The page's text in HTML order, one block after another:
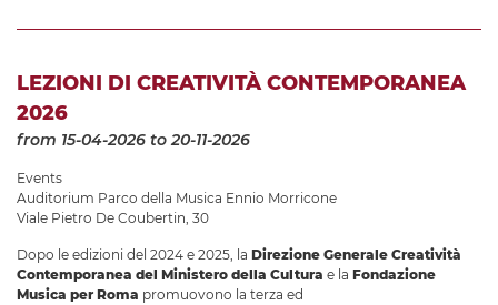
LEZIONI DI CREATIVITÀ CONTEMPORANEA
2026
from 15-04-2026 to 20-11-2026
Events
Auditorium Parco della Musica Ennio Morricone
Viale Pietro De Coubertin, 30
Dopo le edizioni del 2024 e 2025, la Direzione Generale Creatività
Contemporanea del Ministero della Cultura e la Fondazione
Musica per Roma promuovono la terza ed